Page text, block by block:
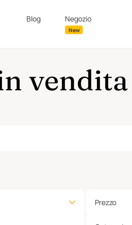
Blog Negozio
New
vendita
Prezzo